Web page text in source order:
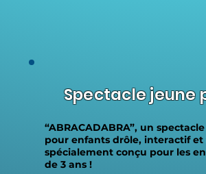
Spectacle jeune
“ABRACADABRA”, un
pour enfants drôle, interactif
spécialement conçu pour les
de 3 ans !